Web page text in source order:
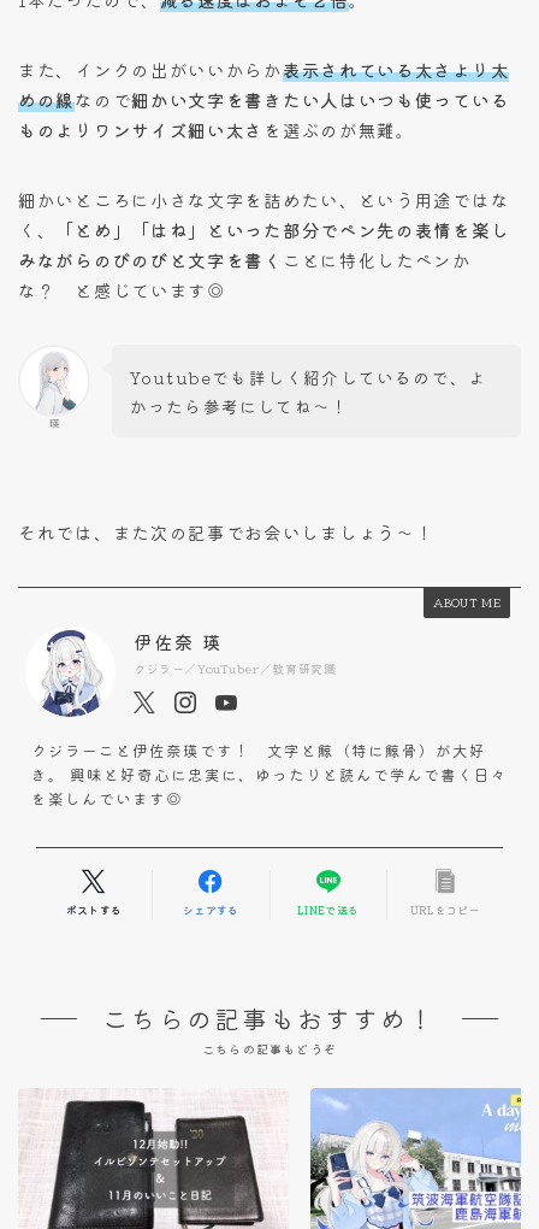
また、インクの出がいいからか表示されている太さより太
めの線なので細かい文字を書きたい人はいつも使っている
ものよりワンサイズ細い太さ を選ぶのが無難。
細かいところに小さな文字を詰めたい、という用途ではな
く、
「とめ」「はね」といった部分でペン先の表情を楽し
みながらのびのびと文字を書く ことに特化したペンか
な？ と感じています◎
瑛
Youtubeでも詳しく紹介しているので、よ
かったら参考にしてね～！
それでは、また次の記事でお会いしましょう～！
ABOUT ME
伊佐奈 瑛
クジラー／YouTuber／教育研究職
クジラーこと伊佐奈瑛です！ 文字と鯨（特に鯨骨）が大好
き。 興味と好奇心に忠実に、ゆったりと読んで学んで書く日々
を楽しんでいます◎
ポストする シェアする LINEで送る URLをコピー
こちらの記事もおすすめ！
こちらの記事もどうぞ